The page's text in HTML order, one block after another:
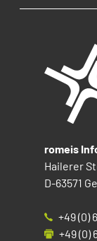
romeis
Hailerer
D-63571
+49 (0)
+49 (0)